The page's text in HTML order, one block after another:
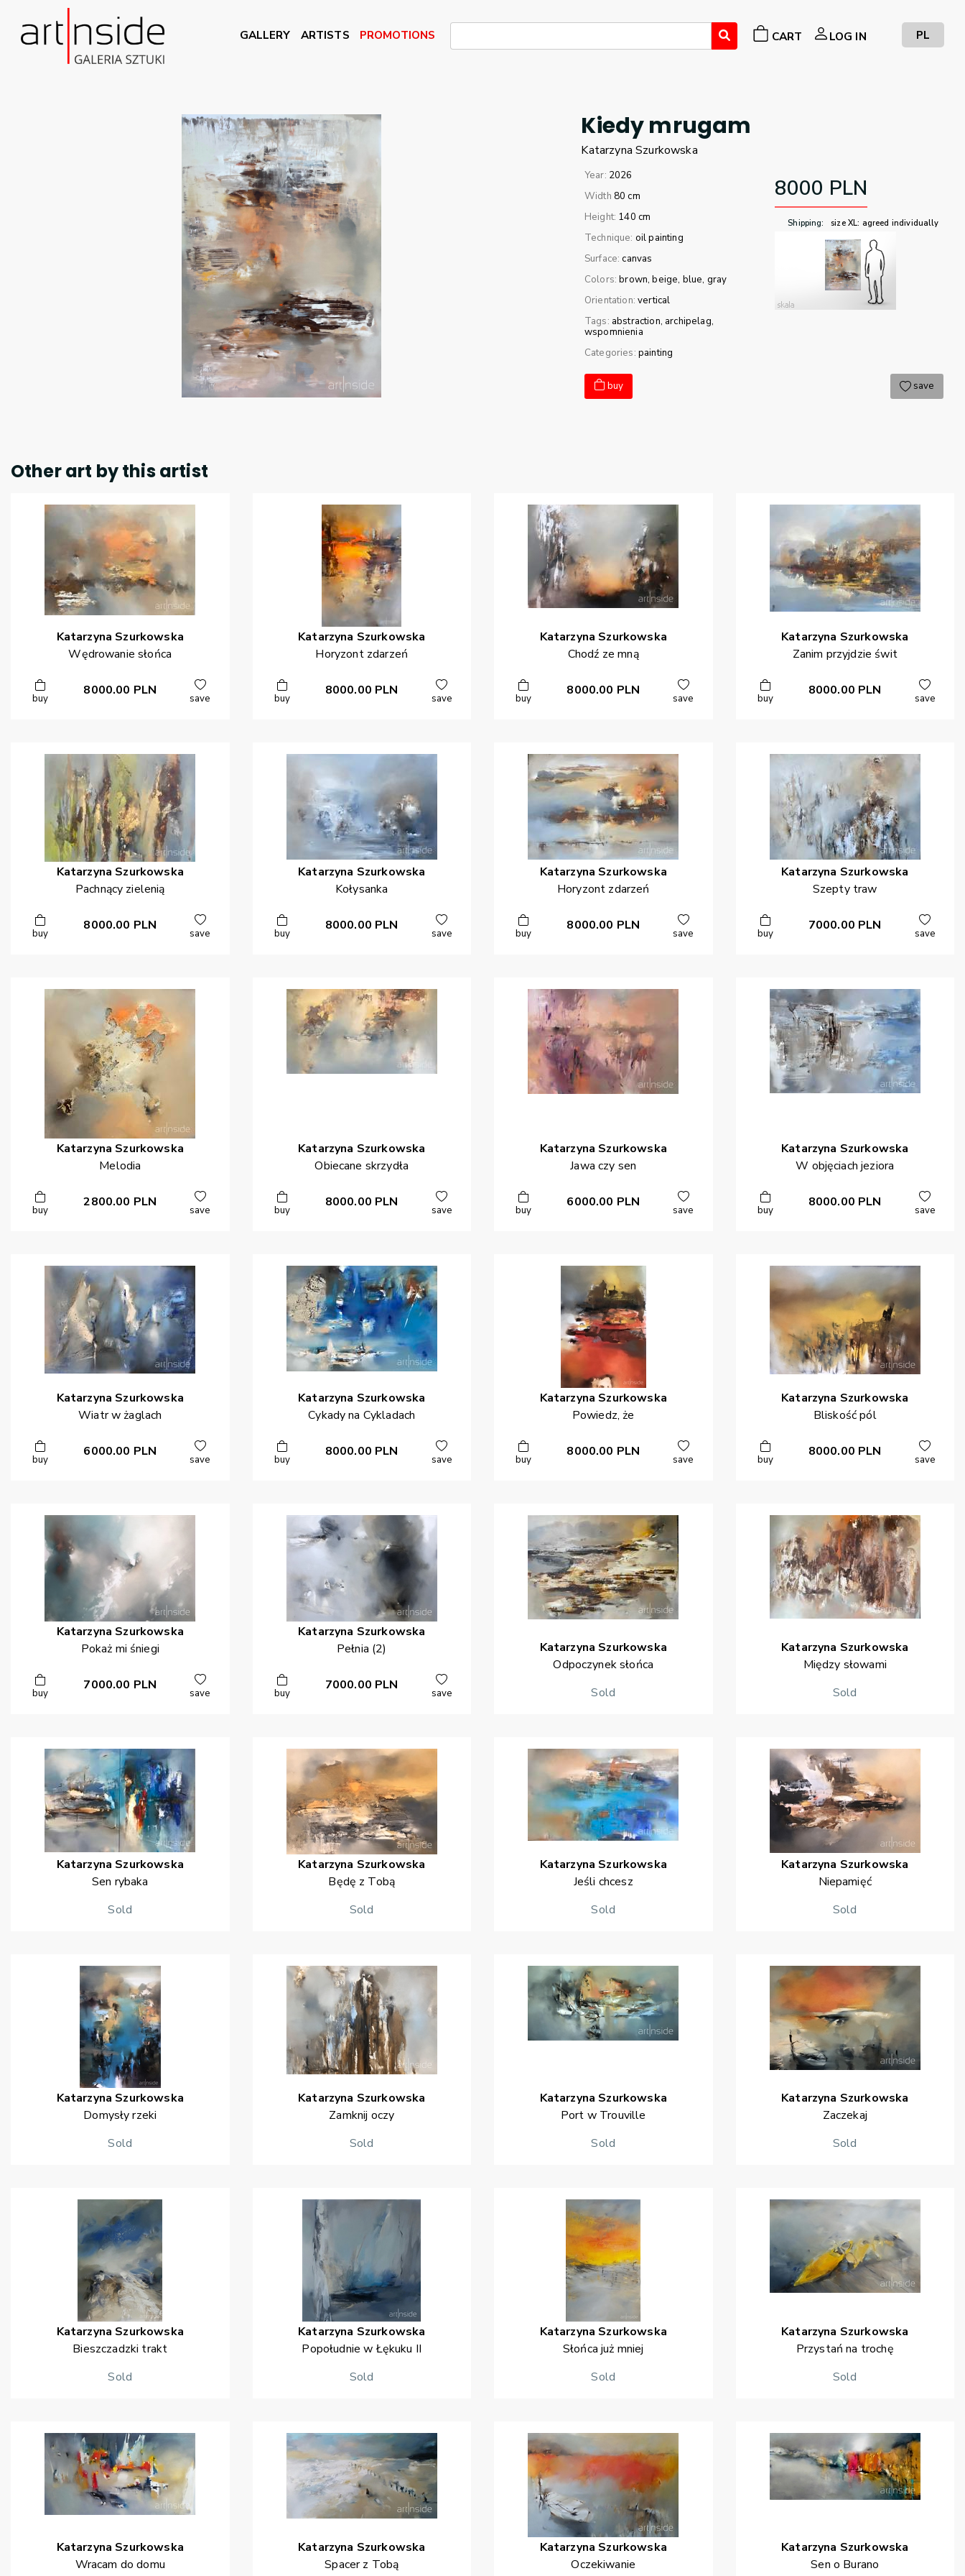
GALLERY ARTISTS PROMOTIONS CART LOG IN PL
Kiedy mrugam
Katarzyna Szurkowska
Year: 2026
Width 80 cm
Height: 140 cm
Technique: oil painting
Surface:canvas
Colors:brown beige blue gray
Orientation:vertical
Tags: abstraction archipelag
wspomnienia
Categories: painting
8000 PLN
Shipping: size XL: agreed individually
buy save
Other art by this artist
Katarzyna Szurkowska
Wędrowanie słońca
buy
8000.00 PLN
save
Katarzyna Szurkowska
Horyzont zdarzeń
buy
8000.00 PLN
save
Katarzyna Szurkowska
Chodź ze mną
buy
8000.00 PLN
save
Katarzyna Szurkowska
Zanim przyjdzie świt
buy
8000.00 PLN
save
Katarzyna Szurkowska
Pachnący zielenią
buy
8000.00 PLN
save
Katarzyna Szurkowska
Kołysanka
buy
8000.00 PLN
save
Katarzyna Szurkowska
Horyzont zdarzeń
buy
8000.00 PLN
save
Katarzyna Szurkowska
Szepty traw
buy
7000.00 PLN
save
Katarzyna Szurkowska
Melodia
buy
2800.00 PLN
save
Katarzyna Szurkowska
Obiecane skrzydła
buy
8000.00 PLN
save
Katarzyna Szurkowska
Jawa czy sen
buy
6000.00 PLN
save
Katarzyna Szurkowska
W objęciach jeziora
buy
8000.00 PLN
save
Katarzyna Szurkowska
Wiatr w żaglach
buy
6000.00 PLN
save
Katarzyna Szurkowska
Cykady na Cykladach
buy
8000.00 PLN
save
Katarzyna Szurkowska
Powiedz, że
buy
8000.00 PLN
save
Katarzyna Szurkowska
Bliskość pól
buy
8000.00 PLN
save
Katarzyna Szurkowska
Pokaż mi śniegi
buy
7000.00 PLN
save
Katarzyna Szurkowska
Pełnia (2)
buy
7000.00 PLN
save
Katarzyna Szurkowska
Odpoczynek słońca
Sold
Katarzyna Szurkowska
Między słowami
Sold
Katarzyna Szurkowska
Sen rybaka
Sold
Katarzyna Szurkowska
Będę z Tobą
Sold
Katarzyna Szurkowska
Jeśli chcesz
Sold
Katarzyna Szurkowska
Niepamięć
Sold
Katarzyna Szurkowska
Domysły rzeki
Sold
Katarzyna Szurkowska
Zamknij oczy
Sold
Katarzyna Szurkowska
Port w Trouville
Sold
Katarzyna Szurkowska
Zaczekaj
Sold
Katarzyna Szurkowska
Bieszczadzki trakt
Sold
Katarzyna Szurkowska
Popołudnie w Łękuku II
Sold
Katarzyna Szurkowska
Słońca już mniej
Sold
Katarzyna Szurkowska
Przystań na trochę
Sold
Katarzyna Szurkowska
Wracam do domu
Katarzyna Szurkowska
Spacer z Tobą
Katarzyna Szurkowska
Oczekiwanie
Katarzyna Szurkowska
Sen o Burano